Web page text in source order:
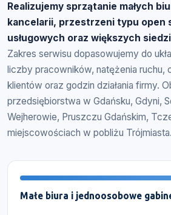
Realizujemy sprzątanie małych
kancelarii, przestrzeni typu open
usługowych oraz większych
Zakres serwisu dopasowujemy do
liczby pracowników, natężenia
klientów oraz godzin działania firmy.
przedsiębiorstwa w Gdańsku, Gdyni,
Wejherowie, Pruszczu Gdańskim,
miejscowościach w pobliżu Trójmiasta.
Małe biura i jednoosobowe